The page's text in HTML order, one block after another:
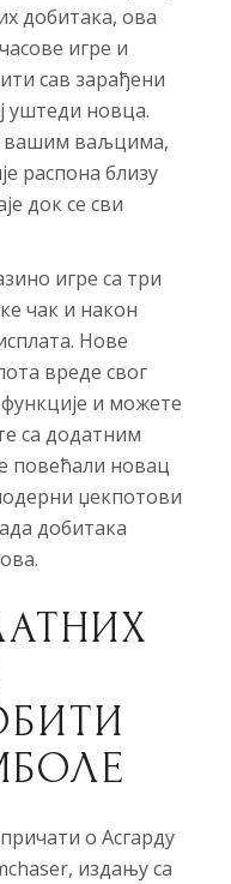
добитака, ова
игре и
сав зарађени
уштеди новца.
вашим ваљцима,
распона близу
док се сви
игре са три
чак и након
Нове
вреде свог
и можете
са додатним
повећали новац
џекпотови
добитака
о Асгарду
издању са